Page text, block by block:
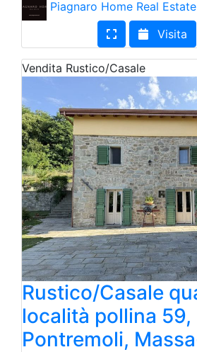
Piagnaro Home Real Estate
Visita
Vendita Rustico/Casale
Rustico/Casale
località pollina 59,
Pontremoli,